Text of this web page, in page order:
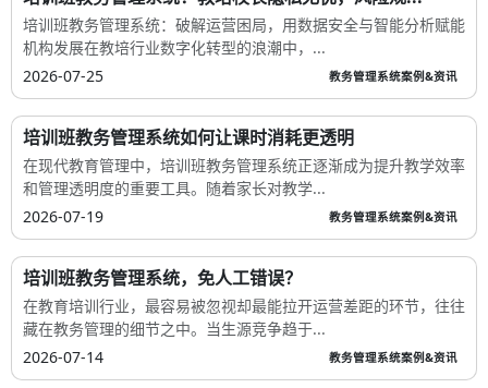
培训班教务管理系统：破解运营困局，用数据安全与智能分析赋能
机构发展在教培行业数字化转型的浪潮中，...
2026-07-25
教务管理系统案例&资讯
培训班教务管理系统如何让课时消耗更透明
在现代教育管理中，培训班教务管理系统正逐渐成为提升教学效率
和管理透明度的重要工具。随着家长对教学...
2026-07-19
教务管理系统案例&资讯
培训班教务管理系统，免人工错误？
在教育培训行业，最容易被忽视却最能拉开运营差距的环节，往往
藏在教务管理的细节之中。当生源竞争趋于...
2026-07-14
教务管理系统案例&资讯